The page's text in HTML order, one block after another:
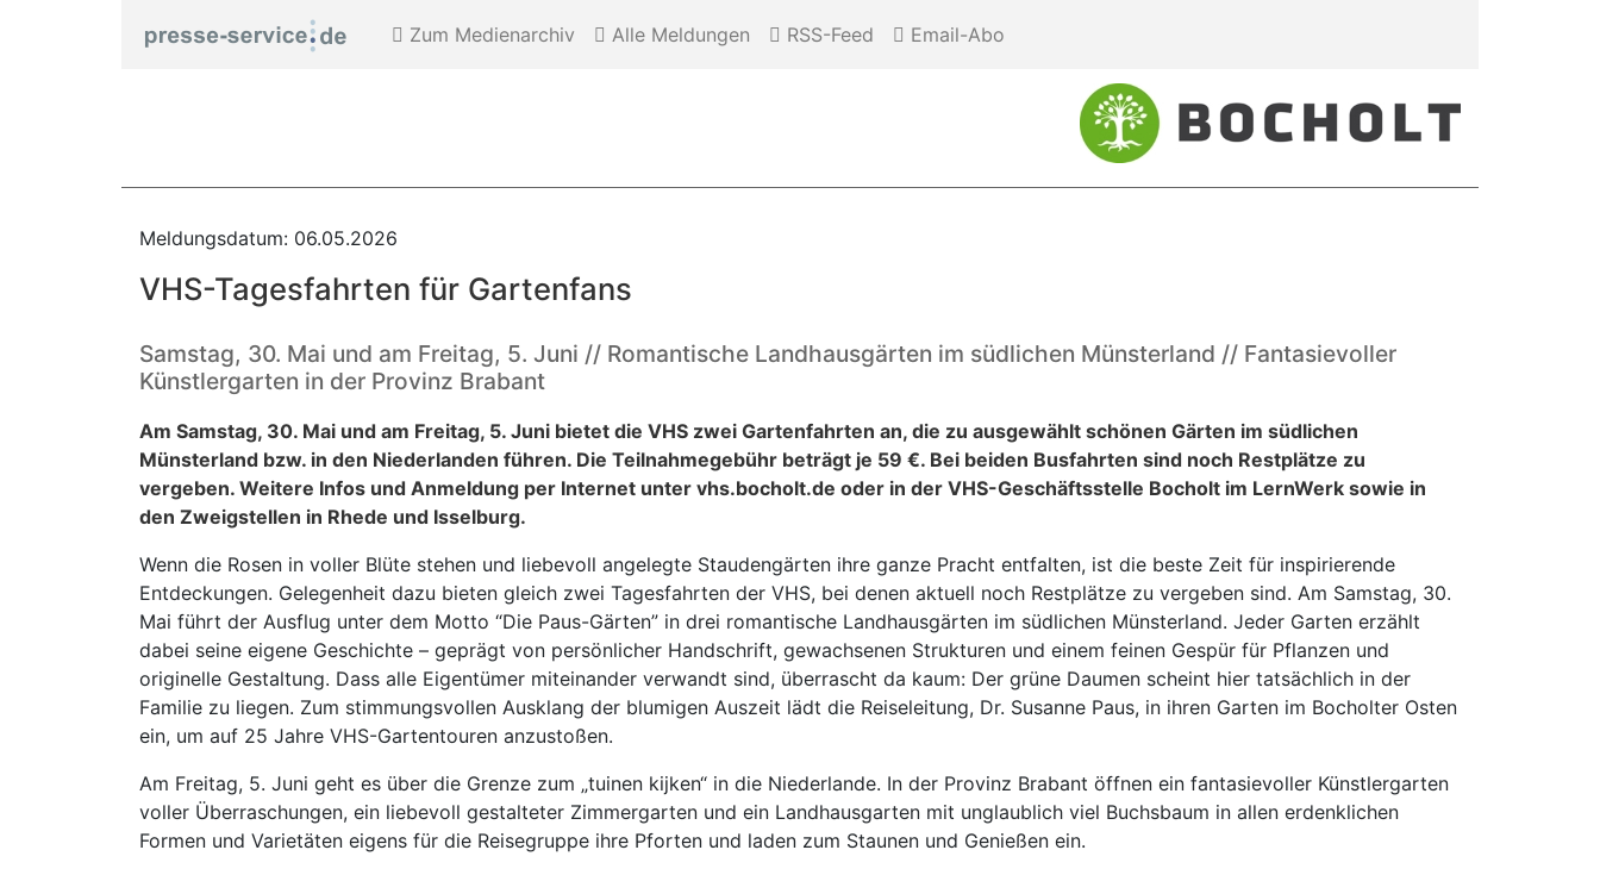
Zum Medienarchiv Alle Meldungen RSS-Feed Email-Abo
Meldungsdatum: 06.05.2026
VHS-Tagesfahrten für Gartenfans
Samstag, 30. Mai und am Freitag, 5. Juni // Romantische Landhausgärten im südlichen Münsterland // Fantasievoller
Künstlergarten in der Provinz Brabant
Am Samstag, 30. Mai und am Freitag, 5. Juni bietet die VHS zwei Gartenfahrten an, die zu ausgewählt schönen Gärten im südlichen
Münsterland bzw. in den Niederlanden führen. Die Teilnahmegebühr beträgt je 59 €. Bei beiden Busfahrten sind noch Restplätze zu
vergeben. Weitere Infos und Anmeldung per Internet unter vhs.bocholt.de oder in der VHS-Geschäftsstelle Bocholt im LernWerk sowie in
den Zweigstellen in Rhede und Isselburg.
Wenn die Rosen in voller Blüte stehen und liebevoll angelegte Staudengärten ihre ganze Pracht entfalten, ist die beste Zeit für inspirierende
Entdeckungen. Gelegenheit dazu bieten gleich zwei Tagesfahrten der VHS, bei denen aktuell noch Restplätze zu vergeben sind. Am Samstag, 30.
Mai führt der Ausflug unter dem Motto “Die Paus-Gärten” in drei romantische Landhausgärten im südlichen Münsterland. Jeder Garten erzählt
dabei seine eigene Geschichte – geprägt von persönlicher Handschrift, gewachsenen Strukturen und einem feinen Gespür für Pflanzen und
originelle Gestaltung. Dass alle Eigentümer miteinander verwandt sind, überrascht da kaum: Der grüne Daumen scheint hier tatsächlich in der
Familie zu liegen. Zum stimmungsvollen Ausklang der blumigen Auszeit lädt die Reiseleitung, Dr. Susanne Paus, in ihren Garten im Bocholter Osten
ein, um auf 25 Jahre VHS-Gartentouren anzustoßen.
Am Freitag, 5. Juni geht es über die Grenze zum „tuinen kijken“ in die Niederlande. In der Provinz Brabant öffnen ein fantasievoller Künstlergarten
voller Überraschungen, ein liebevoll gestalteter Zimmergarten und ein Landhausgarten mit unglaublich viel Buchsbaum in allen erdenklichen
Formen und Varietäten eigens für die Reisegruppe ihre Pforten und laden zum Staunen und Genießen ein.